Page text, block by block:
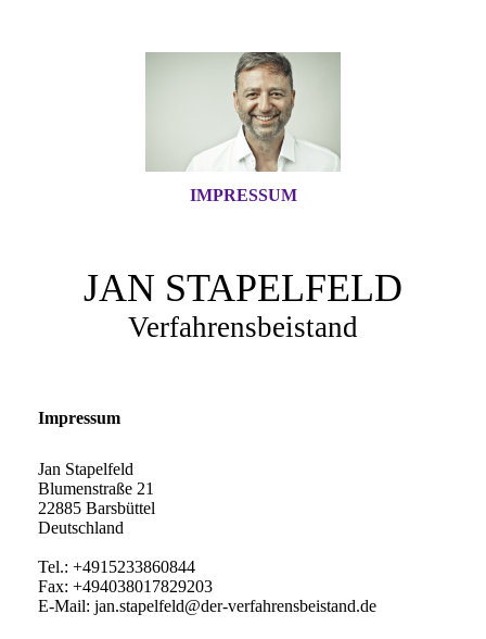
IMPRESSUM
JAN STAPELFELD
Verfahrensbeistand
Impressum
Jan Stapelfeld
Blumenstraße 21
22885 Barsbüttel
Deutschland
Tel.: +4915233860844
Fax: +494038017829203
E-Mail: jan.stapelfeld@der-verfahrensbeistand.de